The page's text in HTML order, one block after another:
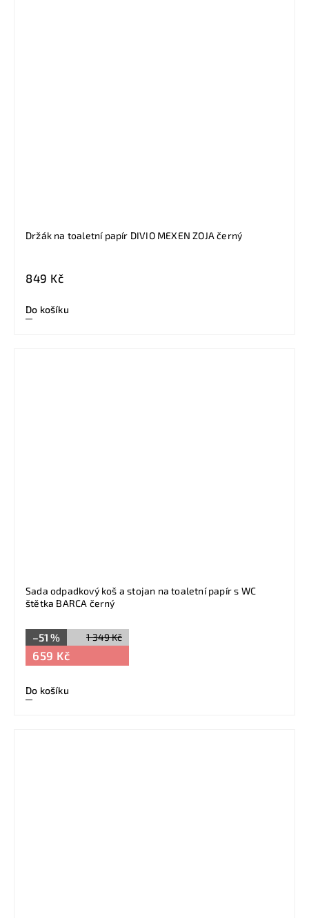
Držák na toaletní papír DIVIO MEXEN ZOJA černý
849 Kč
Do košíku
Sada odpadkový koš a stojan na toaletní papír s WC
štětka BARCA černý
1 349 Kč
–51 %
659 Kč
Do košíku